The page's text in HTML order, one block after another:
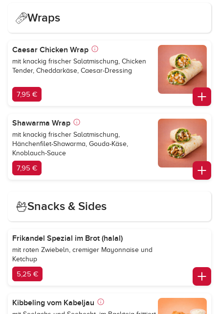
Wraps
Caesar Chicken Wrap
mit knackig frischer Salatmischung, Chicken
Tender, Cheddarkäse, Caesar-Dressing
7,95 €
Shawarma Wrap
mit knackig frischer Salatmischung,
Hänchenfilet-Shawarma, Gouda-Käse,
Knoblauch-Sauce
7,95 €
Snacks & Sides
Frikandel Spezial im Brot (halal)
mit roten Zwiebeln, cremiger Mayonnaise und
Ketchup
5,25 €
Kibbeling vom Kabeljau